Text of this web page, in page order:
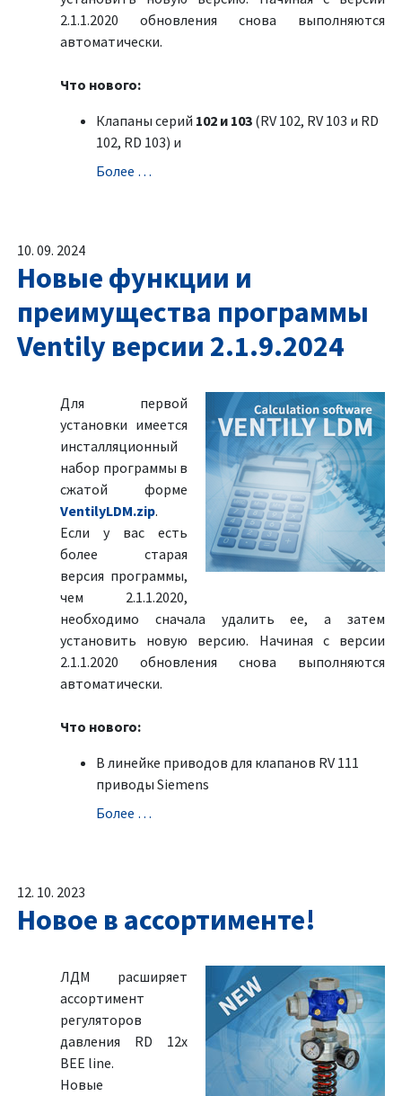
2.1.1.2020 обновления снова выполняются
автоматически.
Что нового:
Клапаны серий 102 и 103 (RV 102, RV 103 и RD
102, RD 103) и
Болeе …
10. 09. 2024
Новые функции и
преимущества программы
Ventily версии 2.1.9.2024
Для первой
установки имеется
инсталляционный
набор программы в
сжатой форме
VentilyLDM.zip.
Если у вас есть
более старая
версия программы,
чем 2.1.1.2020,
необходимо сначала удалить ее, а затем
установить новую версию. Начиная с версии
2.1.1.2020 обновления снова выполняются
автоматически.
Что нового:
В линейке приводов для клапанов RV 111
приводы Siemens
Болeе …
12. 10. 2023
Новое в ассортименте!
ЛДМ расширяет
ассортимент
регуляторов
давления RD 12x
BEE line.
Новыe